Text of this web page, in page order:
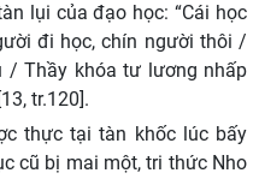
lụi của đạo học: “Cái học
đi học, chín người thôi /
/ Thầy khóa tư lương nhấp
tr.120].
thực tại tàn khốc lúc bấy
cũ bị mai một, tri thức Nho